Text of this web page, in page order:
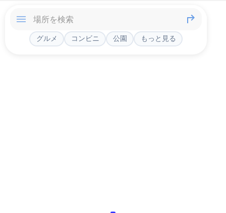
グルメ コンビニ 公園 もっと見る